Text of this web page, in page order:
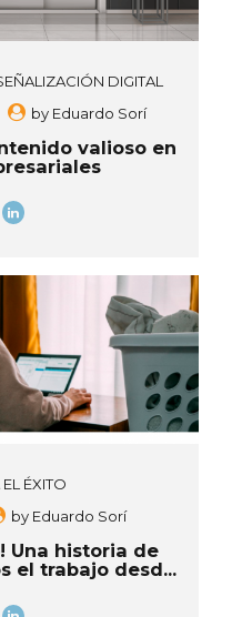
DIGITAL
by Eduardo Sorí
valioso en
ÉXITO
by Eduardo Sorí
Una historia de
el trabajo desde